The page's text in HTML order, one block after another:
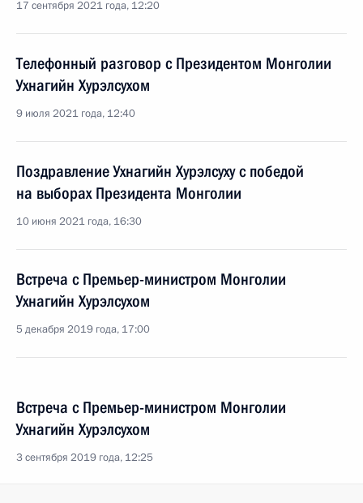
17 сентября 2021 года, 12:20
Телефонный разговор с Президентом Монголии
Ухнагийн Хурэлсухом
9 июля 2021 года, 12:40
Поздравление Ухнагийн Хурэлсуху с победой
на выборах Президента Монголии
10 июня 2021 года, 16:30
Встреча с Премьер-министром Монголии
Ухнагийн Хурэлсухом
5 декабря 2019 года, 17:00
Встреча с Премьер-министром Монголии
Ухнагийн Хурэлсухом
3 сентября 2019 года, 12:25